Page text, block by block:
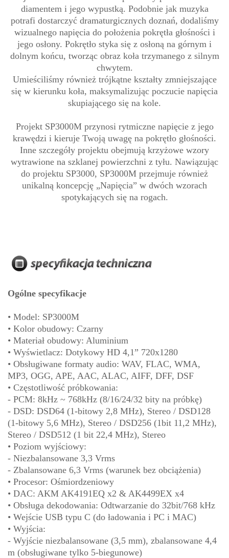
diamentem i jego wypustką. Podobnie jak muzyka
potrafi dostarczyć dramaturgicznych doznań, dodaliśmy
wizualnego napięcia do położenia pokrętła głośności i
jego osłony. Pokrętło styka się z osłoną na górnym i
dolnym końcu, tworząc obraz koła trzymanego z silnym
chwytem.
Umieściliśmy również trójkątne kształty zmniejszające
się w kierunku koła, maksymalizując poczucie napięcia
skupiającego się na kole.
Projekt SP3000M przynosi rytmiczne napięcie z jego
krawędzi i kieruje Twoją uwagę na pokrętło głośności.
Inne szczegóły projektu obejmują krzyżowe wzory
wytrawione na szklanej powierzchni z tyłu. Nawiązując
do projektu SP3000, SP3000M przejmuje również
unikalną koncepcję „Napięcia” w dwóch wzorach
spotykających się na rogach.
Ogólne specyfikacje
• Model: SP3000M
• Kolor obudowy: Czarny
• Materiał obudowy: Aluminium
• Wyświetlacz: Dotykowy HD 4,1” 720x1280
• Obsługiwane formaty audio: WAV, FLAC, WMA,
MP3, OGG, APE, AAC, ALAC, AIFF, DFF, DSF
• Częstotliwość próbkowania:
- PCM: 8kHz ~ 768kHz (8/16/24/32 bity na próbkę)
- DSD: DSD64 (1-bitowy 2,8 MHz), Stereo / DSD128
(1-bitowy 5,6 MHz), Stereo / DSD256 (1bit 11,2 MHz),
Stereo / DSD512 (1 bit 22,4 MHz), Stereo
• Poziom wyjściowy:
- Niezbalansowane 3,3 Vrms
- Zbalansowane 6,3 Vrms (warunek bez obciążenia)
• Procesor: Ośmiordzeniowy
• DAC: AKM AK4191EQ x2 & AK4499EX x4
• Obsługa dekodowania: Odtwarzanie do 32bit/768 kHz
• Wejście USB typu C (do ładowania i PC i MAC)
• Wyjścia:
- Wyjście niezbalansowane (3,5 mm), zbalansowane 4,4
m (obsługiwane tylko 5-biegunowe)